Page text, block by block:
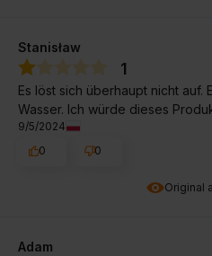
Original
Stanisław
1
Es löst sich überhaupt nicht auf.
Wasser. Ich würde dieses
9/5/2024
0
0
Adam